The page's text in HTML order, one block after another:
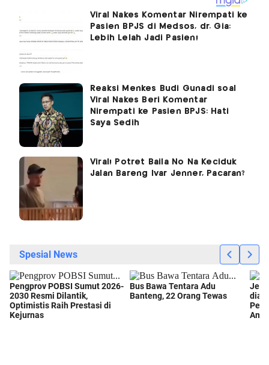
Viral Nakes Komentar Nirempati ke
Pasien BPJS di Medsos, dr. Gia:
Lebih Lelah Jadi Pasien!
Reaksi Menkes Budi Gunadi soal
Viral Nakes Beri Komentar
Nirempati ke Pasien BPJS: Hati
Saya Sedih
Viral! Potret Baila No Na Keciduk
Jalan Bareng Ivar Jenner, Pacaran?